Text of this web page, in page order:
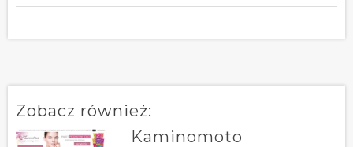
Zobacz również:
Kaminomoto